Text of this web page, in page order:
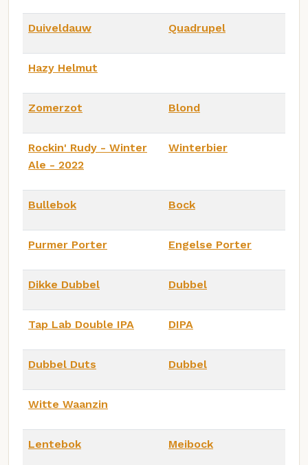
Duiveldauw Quadrupel
Hazy Helmut
Zomerzot Blond
Rockin' Rudy - Winter
Ale - 2022
Winterbier
Bullebok Bock
Purmer Porter Engelse Porter
Dikke Dubbel Dubbel
Tap Lab Double IPA DIPA
Dubbel Duts Dubbel
Witte Waanzin
Lentebok Meibock